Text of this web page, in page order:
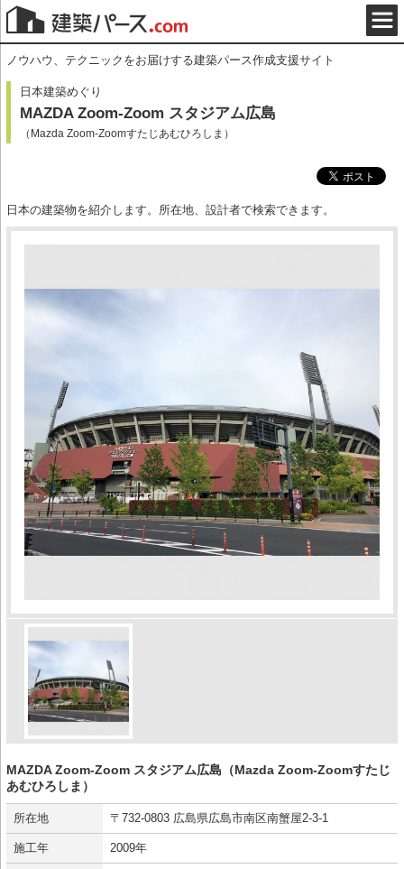
ノウハウ、テクニックをお届けする建築パース作成支援サイト
日本建築めぐり
MAZDA Zoom-Zoom スタジアム広島
（Mazda Zoom-Zoomすたじあむひろしま）
日本の建築物を紹介します。所在地、設計者で検索できます。
MAZDA Zoom-Zoom スタジアム広島（Mazda Zoom-Zoomすたじ
あむひろしま）
所在地 〒732-0803 広島県広島市南区南蟹屋2-3-1
施工年 2009年